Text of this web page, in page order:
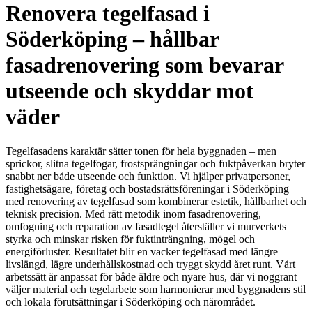
Renovera tegelfasad i
Söderköping – hållbar
fasadrenovering som bevarar
utseende och skyddar mot
väder
Tegelfasadens karaktär sätter tonen för hela byggnaden – men
sprickor, slitna tegelfogar, frostsprängningar och fuktpåverkan bryter
snabbt ner både utseende och funktion. Vi hjälper privatpersoner,
fastighetsägare, företag och bostadsrättsföreningar i Söderköping
med renovering av tegelfasad som kombinerar estetik, hållbarhet och
teknisk precision. Med rätt metodik inom fasadrenovering,
omfogning och reparation av fasadtegel återställer vi murverkets
styrka och minskar risken för fuktinträngning, mögel och
energiförluster. Resultatet blir en vacker tegelfasad med längre
livslängd, lägre underhållskostnad och tryggt skydd året runt. Vårt
arbetssätt är anpassat för både äldre och nyare hus, där vi noggrant
väljer material och tegelarbete som harmonierar med byggnadens stil
och lokala förutsättningar i Söderköping och närområdet.